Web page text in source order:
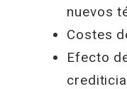
nuevos
Costes
Efecto
crediticia